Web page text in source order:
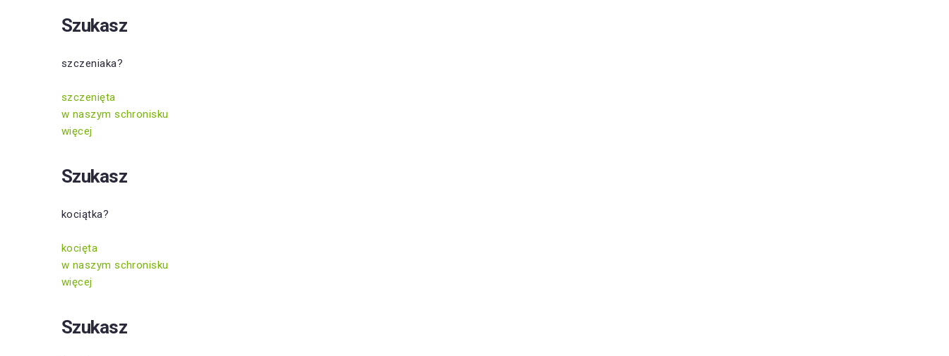
Szukasz
szczeniaka?
szczenięta
w naszym schronisku
więcej
Szukasz
kociątka?
kocięta
w naszym schronisku
więcej
Szukasz